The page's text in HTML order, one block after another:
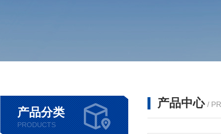
产品分类
PRODUCTS
产品中心 /